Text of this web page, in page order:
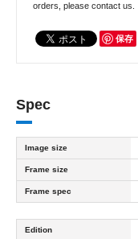
orders, please contact us.
保存
Spec
Image size
Frame size
Frame spec
Edition